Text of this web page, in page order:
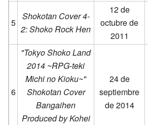
5
Shokotan Cover 4-
2: Shoko Rock Hen
12 de
octubre de
2011
6
"Tokyo Shoko Land
2014 ~RPG-teki
Michi no Kioku~"
Shokotan Cover
Bangaihen
Produced by Kohei
24 de
septiembre
de 2014